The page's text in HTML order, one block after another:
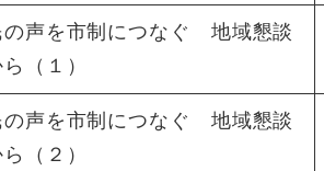
の声を市制につなぐ 地域懇談
（１）
の声を市制につなぐ 地域懇談
（２）